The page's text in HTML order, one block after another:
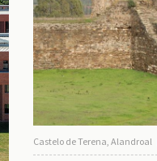
Castelo de Terena, Alandroal